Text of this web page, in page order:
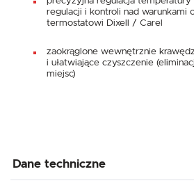
regulacji i kontroli nad warunkami
termostatowi Dixell / Carel
zaokrąglone wewnętrznie
i ułatwiające czyszczenie
miejsc)
Dane techniczne